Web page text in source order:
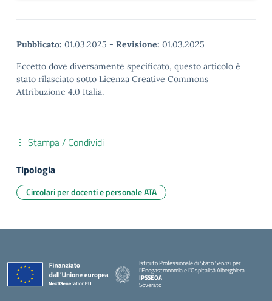
Pubblicato: 01.03.2025 - Revisione: 01.03.2025
Eccetto dove diversamente specificato, questo articolo è
stato rilasciato sotto Licenza Creative Commons
Attribuzione 4.0 Italia.
Stampa / Condividi
Tipologia
Circolari per docenti e personale ATA
Istituto Professionale di Stato Servizi per
l'Enogastronomia e l'Ospitalità Alberghiera
IPSSEOA
Soverato